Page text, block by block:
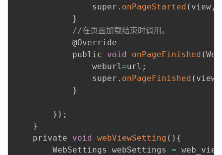
                super
. onPageStarted ( view ,
}
//在页面加载结束时调用。
            @Override
            public
void onPageFinished (
                weburl
=url ;
                super
. onPageFinished ( view
}
} ) ;
}
    private
void webViewSetting ( ) {
        WebSettings webSettings
= web_view